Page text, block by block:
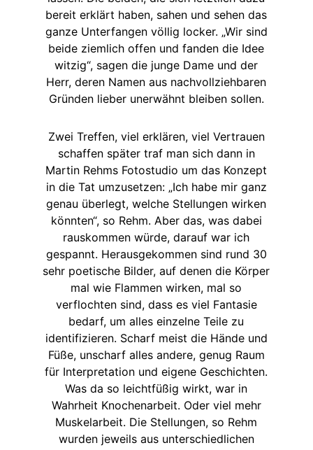
bereit erklärt haben, sahen und sehen das
ganze Unterfangen völlig locker. „Wir sind
beide ziemlich offen und fanden die Idee
witzig“, sagen die junge Dame und der
Herr, deren Namen aus nachvollziehbaren
Gründen lieber unerwähnt bleiben sollen.
Zwei Treffen, viel erklären, viel Vertrauen
schaffen später traf man sich dann in
Martin Rehms Fotostudio um das Konzept
in die Tat umzusetzen: „Ich habe mir ganz
genau überlegt, welche Stellungen wirken
könnten“, so Rehm. Aber das, was dabei
rauskommen würde, darauf war ich
gespannt. Herausgekommen sind rund 30
sehr poetische Bilder, auf denen die Körper
mal wie Flammen wirken, mal so
verflochten sind, dass es viel Fantasie
bedarf, um alles einzelne Teile zu
identifizieren. Scharf meist die Hände und
Füße, unscharf alles andere, genug Raum
für Interpretation und eigene Geschichten.
Was da so leichtfüßig wirkt, war in
Wahrheit Knochenarbeit. Oder viel mehr
Muskelarbeit. Die Stellungen, so Rehm
wurden jeweils aus unterschiedlichen